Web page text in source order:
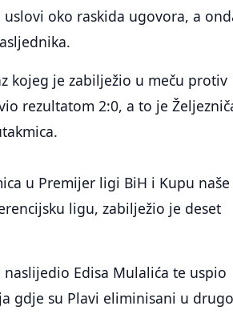
oko raskida ugovora, a
kojeg je zabilježio u meču protiv
rezultatom 2:0, a to je
u Premijer ligi BiH i Kupu naše
ligu, zabilježio je deset
Edisa Mulalića te uspio
gdje su Plavi eliminisani u